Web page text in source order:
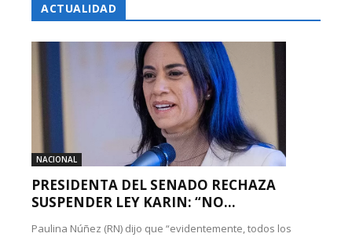
ACTUALIDAD
NACIONAL
PRESIDENTA DEL SENADO RECHAZA
SUSPENDER LEY KARIN: “NO...
Paulina Núñez (RN) dijo que “evidentemente, todos los